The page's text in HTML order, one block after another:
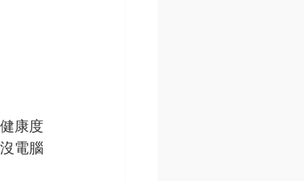
康度
電腦